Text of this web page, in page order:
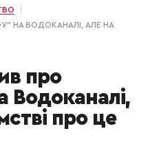
НА ВОДОКАНАЛІ, АЛЕ НА
про
про це